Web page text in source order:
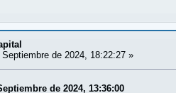
Septiembre de 2024, 18:22:27 »
de 2024, 13:36:00